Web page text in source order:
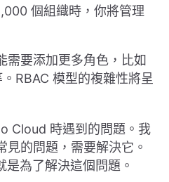
個組織時，你將管理
需要添加更多角色，比如
。RBAC 模型的複雜性將呈
Cloud 時遇到的問題。我
的問題，需要解決它。
為了解決這個問題。